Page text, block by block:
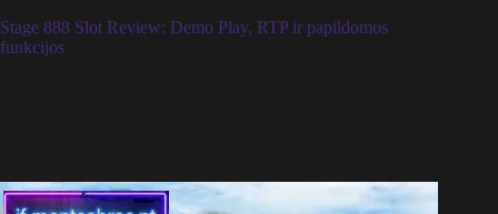
Stage 888 Slot Review: Demo Play, RTP ir papildomos
funkcijos